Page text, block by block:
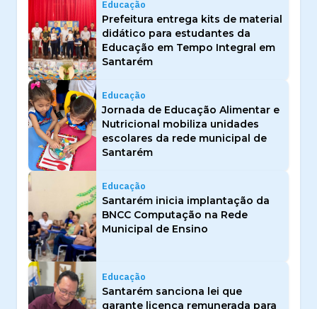
Educação
Prefeitura entrega kits de material
didático para estudantes da
Educação em Tempo Integral em
Santarém
Educação
Jornada de Educação Alimentar e
Nutricional mobiliza unidades
escolares da rede municipal de
Santarém
Educação
Santarém inicia implantação da
BNCC Computação na Rede
Municipal de Ensino
Educação
Santarém sanciona lei que
garante licença remunerada para